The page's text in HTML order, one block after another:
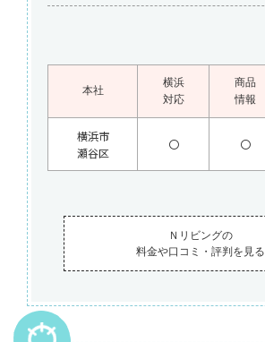
本社
横浜
対応
商品
情報
横浜市
瀬谷区
〇 〇
Ｎリビングの
料金や口コミ・評判を見る